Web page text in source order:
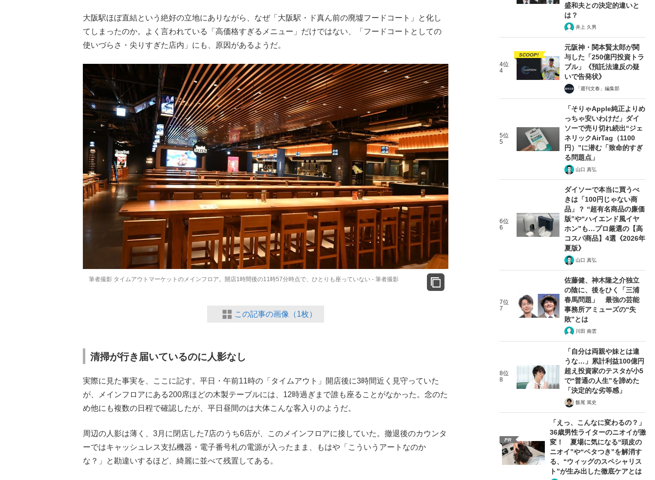
大阪駅ほぼ直結という絶好の立地にありながら、なぜ「大阪駅・ド真ん前の廃墟フードコート」と化し
てしまったのか。よく言われている「高価格すぎるメニュー」だけではない、「フードコートとしての
使いづらさ・尖りすぎた店内」にも、原因があるようだ。
筆者撮影 タイムアウトマーケットのメインフロア。開店1時間後の11時57分時点で、ひとりも座っていない - 筆者撮影
この記事の画像（1枚）
清掃が行き届いているのに人影なし
実際に見た事実を、ここに記す。平日・午前11時の「タイムアウト」開店後に3時間近く見守っていた
が、メインフロアにある200席ほどの木製テーブルには、12時過ぎまで誰も座ることがなかった。念のた
め他にも複数の日程で確認したが、平日昼間のは大体こんな客入りのようだ。
周辺の人影は薄く、3月に閉店した7店のうち6店が、このメインフロアに接していた。撤退後のカウンタ
ーではキャッシュレス支払機器・電子番号札の電源が入ったまま、もはや「こういうアートなのか
な？」と勘違いするほど、綺麗に並べて残置してある。
盛和夫との決定的違いと
は？
井上 久男
4位
4
SCOOP!
元阪神・関本賢太郎が関
与した「250億円投資トラ
ブル」《預託法違反の疑
いで告発状》
「週刊文春」編集部
5位
5
「そりゃApple純正よりめ
っちゃ安いわけだ」ダイ
ソーで売り切れ続出“ジェ
ネリックAirTag（1100
円）”に潜む「致命的すぎ
る問題点」
山口 真弘
6位
6
ダイソーで本当に買うべ
きは「100円じゃない商
品」？ “超有名商品の廉価
版”や“ハイエンド風イヤ
ホン”も…プロ厳選の【高
コスパ商品】4選《2026年
夏版》
山口 真弘
7位
7
佐藤健、神木隆之介独立
の陰に、後をひく「三浦
春馬問題」 最強の芸能
事務所アミューズの“失
敗”とは
川田 南雲
8位
8
「自分は両親や妹とは違
うな…」累計利益100億円
超え投資家のテスタが小5
で“普通の人生”を諦めた
「決定的な劣等感」
飯尾 篤史
PR
「えっ、こんなに変わるの？」
36歳男性ライターのニオイが激
変！ 夏場に気になる“頭皮の
ニオイ”や“ベタつき”を解消す
る、“ウィッグのスペシャリス
ト”が生み出した徹底ケアとは